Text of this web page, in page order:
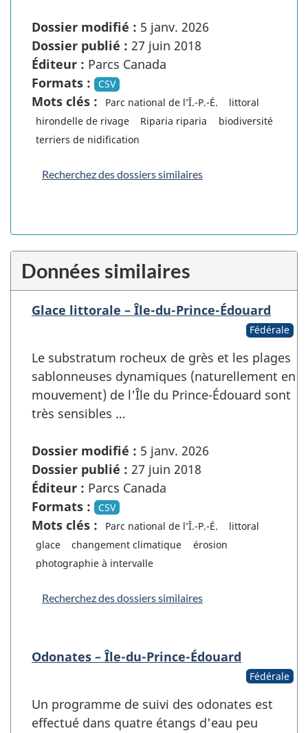
Dossier modifié : 5 janv. 2026
Dossier publié : 27 juin 2018
Éditeur : Parcs Canada
Formats :
CSV
Mots clés : Parc national de l’Î.-P.-É.
littoral
hirondelle de rivage
Riparia riparia
biodiversité
terriers de nidification
Recherchez des dossiers similaires
Données similaires
Glace littorale – Île-du-Prince-Édouard
Fédérale
Le substratum rocheux de grès et les plages
sablonneuses dynamiques (naturellement en
mouvement) de l'Île du Prince-Édouard sont
très sensibles …
Dossier modifié : 5 janv. 2026
Dossier publié : 27 juin 2018
Éditeur : Parcs Canada
Formats :
CSV
Mots clés : Parc national de l’Î.-P.-É.
littoral
glace
changement climatique
érosion
photographie à intervalle
Recherchez des dossiers similaires
Odonates – Île-du-Prince-Édouard
Fédérale
Un programme de suivi des odonates est
effectué dans quatre étangs d'eau peu